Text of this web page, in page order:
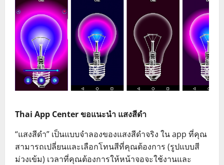
Thai App Center ขอแนะนำ แสงสีดำ
“แสงสีดำ” เป็นแบบจำลองของแสงสีดำจริง ใน app ที่คุณ
สามารถเปลี่ยนและเลือกโทนสีที่คุณต้องการ (รูปแบบสี
ม่วงเข้ม) เวลาที่คุณต้องการให้หน้าจอจะใช้งานและ